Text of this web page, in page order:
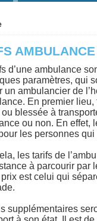
AMBULANCE
d’une ambulance
paramètres, qui
un ambulancier de
En premier
blessée à
ou non. En
les personnes
les tarifs de
à parcourir par
est celui qui
supplémentaires